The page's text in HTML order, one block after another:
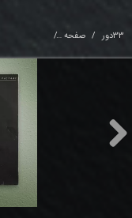
33دور صفحه